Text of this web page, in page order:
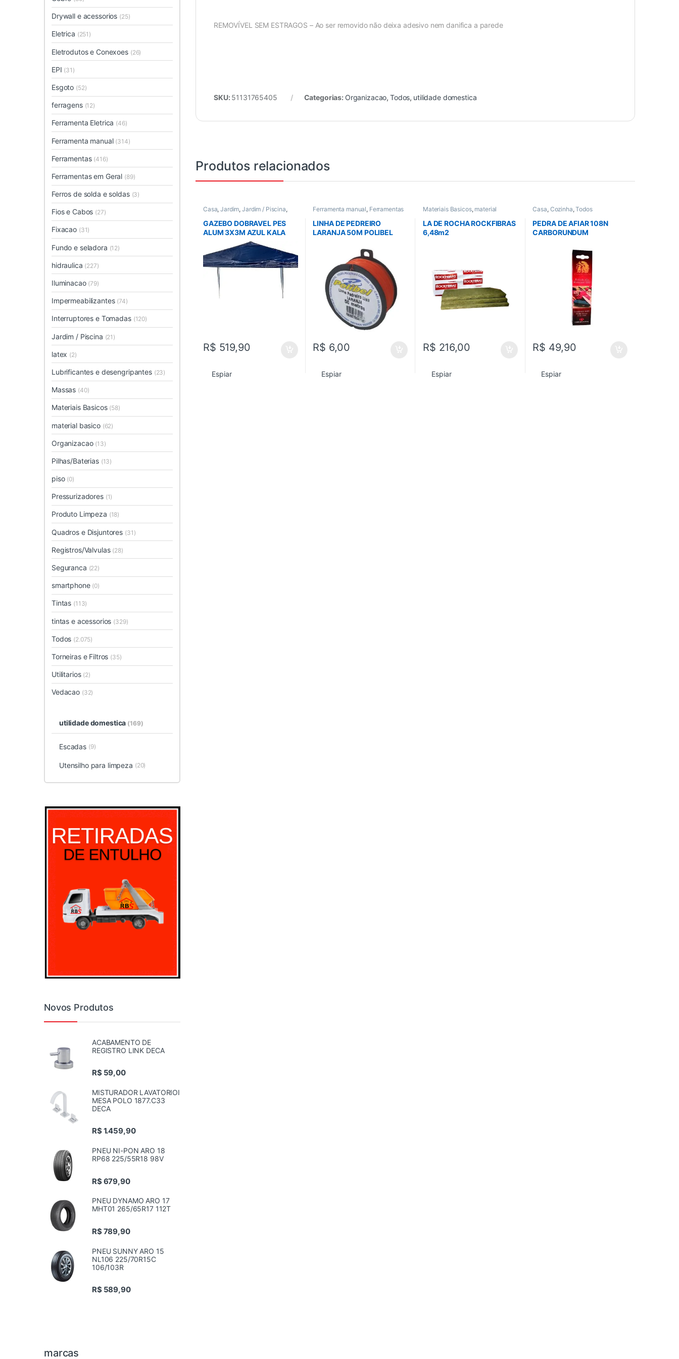
REMOVÍVEL SEM ESTRAGOS – Ao ser removido não deixa adesivo nem danifica a parede
SKU: 51131765405 Categorias: Organizacao,Todos, utilidade domestica
Produtos relacionados
Casa,Jardim,Jardim / Piscina,
GAZEBO DOBRAVEL PES
ALUM 3X3M AZUL KALA
R$ 519,90
Espiar
Ferramenta manual, Ferramentas
LINHA DE PEDREIRO
LARANJA 50M POLIBEL
R$ 6,00
Espiar
Materiais Basicos, material
LA DE ROCHA ROCKFIBRAS
6,48m2
R$ 216,00
Espiar
Casa, Cozinha,Todos
PEDRA DE AFIAR 108N
CARBORUNDUM
R$ 49,90
Espiar
Drywall e acessorios (25)
Eletrica (251)
Eletrodutos e Conexoes (26)
EPI (31)
Esgoto (52)
ferragens (12)
Ferramenta Eletrica (46)
Ferramenta manual (314)
Ferramentas (416)
Ferramentas em Geral (89)
Ferros de solda e soldas (3)
Fios e Cabos (27)
Fixacao (31)
Fundo e seladora (12)
hidraulica (227)
Iluminacao (79)
Impermeabilizantes (74)
Interruptores e Tomadas (120)
Jardim / Piscina (21)
latex (2)
Lubrificantes e desengripantes (23)
Massas (40)
Materiais Basicos (58)
material basico (62)
Organizacao (13)
Pilhas/Baterias (13)
piso (0)
Pressurizadores (1)
Produto Limpeza (18)
Quadros e Disjuntores (31)
Registros/Valvulas (28)
Seguranca (22)
smartphone (0)
Tintas (113)
tintas e acessorios (329)
Todos (2.075)
Torneiras e Filtros (35)
Utilitarios (2)
Vedacao (32)
utilidade domestica (169)
Escadas (9)
Utensilho para limpeza (20)
Novos Produtos
ACABAMENTO DE
REGISTRO LINK DECA
R$59,00
MISTURADOR LAVATORIOI
MESA POLO 1877.C33
DECA
R$1.459,90
PNEU NI-PON ARO 18
RP68 225/55R18 98V
R$679,90
PNEU DYNAMO ARO 17
MHT01 265/65R17 112T
R$789,90
PNEU SUNNY ARO 15
NL106 225/70R15C
106/103R
R$589,90
marcas